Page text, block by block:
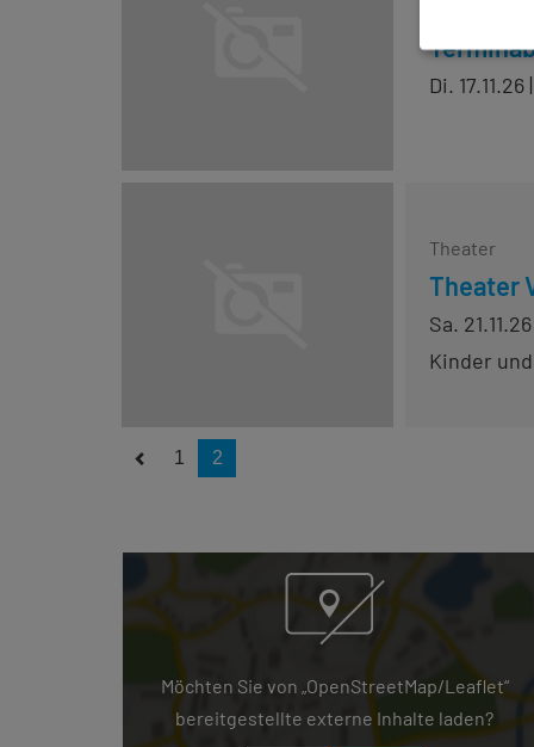
Di. 17.11.26
Theater
Theater
Sa.
Kinder
1 2
Möchten Sie von „OpenStreetMap/Leaflet“
bereitgestellte externe Inhalte laden?